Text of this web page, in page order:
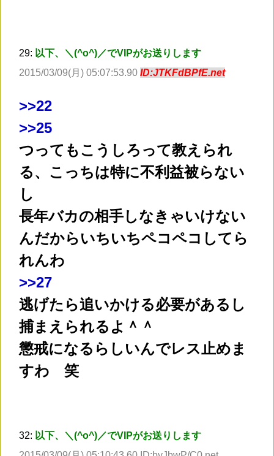
29: 以下、＼(^o^)／でVIPがお送りします
2015/03/09(月) 05:07:53.90 ID:JTKFdBPfE.net
>>22
>>25
つってもこうしろって教えられ
る、こっちは特に不利益被らない
し
長年バカの相手しなきゃいけない
んだからいちいちペコペコしてら
れんわ
>>27
逃げたら追いかける必要があるし
捕まえられるよ＾＾
懲戒になるらしいんでレス止めま
すわ 笑
32: 以下、＼(^o^)／でVIPがお送りします